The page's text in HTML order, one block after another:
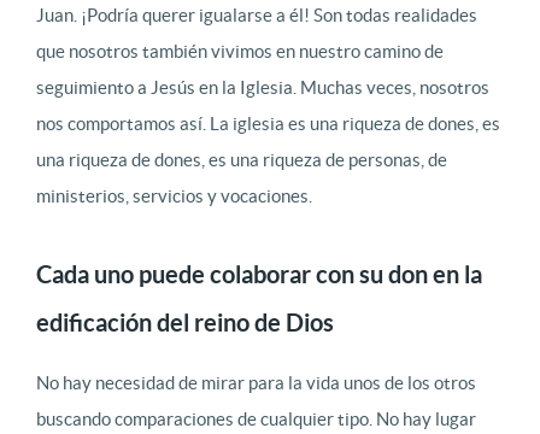
Juan. ¡Podría querer igualarse a él! Son todas realidades
que nosotros también vivimos en nuestro camino de
seguimiento a Jesús en la Iglesia. Muchas veces, nosotros
nos comportamos así. La iglesia es una riqueza de dones, es
una riqueza de dones, es una riqueza de personas, de
ministerios, servicios y vocaciones.
Cada uno puede colaborar con su don en la
edificación del reino de Dios
No hay necesidad de mirar para la vida unos de los otros
buscando comparaciones de cualquier tipo. No hay lugar